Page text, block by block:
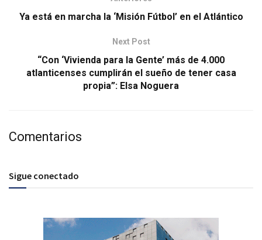
Ya está en marcha la ‘Misión Fútbol’ en el Atlántico
Next Post
“Con ‘Vivienda para la Gente’ más de 4.000
atlanticenses cumplirán el sueño de tener casa
propia”: Elsa Noguera
Comentarios
Sigue conectado